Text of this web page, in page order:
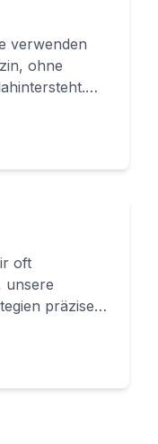
verwenden
ohne
oft
unsere
präziser
is...